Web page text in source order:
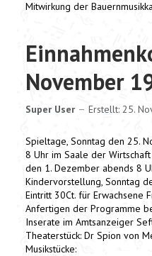
Mitwirkung der
November
Super User Erstellt: 25.
Spieltage, Sonntag den 25.
8 Uhr im Saale der
den 1. Dezember abends 8
Kindervorstellung, Sonntag
Eintritt 30Ct. für Erwachsene
Anfertigen der Programme
Inserate im Amtsanzeiger
Theaterstück: Dr Spion von
Musikstücke: